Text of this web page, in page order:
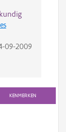
09-2009
KENMERKEN